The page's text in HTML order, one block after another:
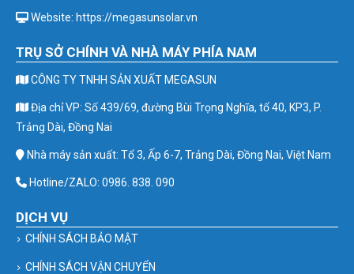
Website: https://megasunsolar.vn
TRỤ SỞ CHÍNH VÀ NHÀ MÁY PHÍA NAM
CÔNG TY TNHH SẢN XUẤT MEGASUN
Địa chỉ VP: Số 439/69, đường Bùi Trọng Nghĩa, tổ 40, KP3, P.
Trảng Dài, Đồng Nai
Nhà máy sản xuất: Tổ 3, Ấp 6-7, Trảng Dài, Đồng Nai, Việt Nam
Hotline/ZALO: 0986. 838. 090
DỊCH VỤ
CHÍNH SÁCH BẢO MẬT
CHÍNH SÁCH VẬN CHUYỂN